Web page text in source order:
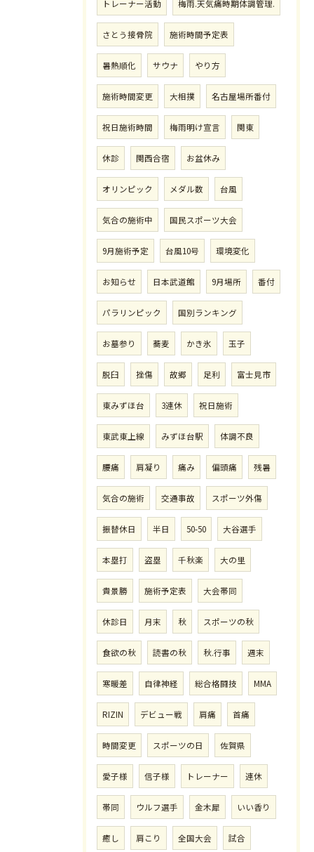
トレーナー活動 梅雨.天気痛時期体調管理.
さとう接骨院 施術時間予定表
暑熱順化 サウナ やり方
施術時間変更 大相撲 名古屋場所番付
祝日施術時間 梅雨明け宣言 関東
休診 関西合宿 お盆休み
オリンピック メダル数 台風
気合の施術中 国民スポーツ大会
9月施術予定 台風10号 環境変化
お知らせ 日本武道館 9月場所 番付
パラリンピック 国別ランキング
お墓参り 蕎麦 かき氷 玉子
脱臼 挫傷 故郷 足利 富士見市
東みずほ台 3連休 祝日施術
東武東上線 みずほ台駅 体調不良
腰痛 肩凝り 痛み 偏頭痛 残暑
気合の施術 交通事故 スポーツ外傷
振替休日 半日 50-50 大谷選手
本塁打 盗塁 千秋楽 大の里
貴景勝 施術予定表 大会帯同
休診日 月末 秋 スポーツの秋
食欲の秋 読書の秋 秋.行事 週末
寒暖差 自律神経 総合格闘技 MMA
RIZIN デビュー戦 肩痛 首痛
時間変更 スポーツの日 佐賀県
愛子様 信子様 トレーナー 連休
帯同 ウルフ選手 金木犀 いい香り
癒し 肩こり 全国大会 試合